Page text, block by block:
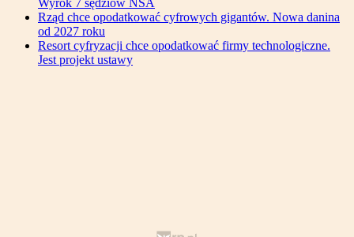
Wyrok 7 sędziów NSA
Rząd chce opodatkować cyfrowych gigantów. Nowa danina
od 2027 roku
Resort cyfryzacji chce opodatkować firmy technologiczne.
Jest projekt ustawy